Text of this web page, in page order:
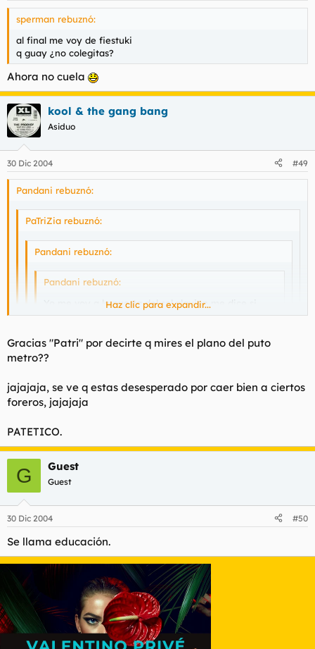
sperman rebuznó:
al final me voy de fiestuki
q guay ¿no colegitas?
Ahora no cuela
kool & the gang bang
Asiduo
30 Dic 2004 #49
Pandani rebuznó:
PaTriZia rebuznó:
Pandani rebuznó:
Pandani rebuznó:
Yo me voy a la puerta del sol,alguien me dice si
para cerca de atocha???
lo ke sea,gracias...Haz clic para expandir...
Si alguien puede contestarme se lo agradeceria. :)
Metro 1 sentido Plaza de Castilla.
el plano
Gracias Patri
Haz clic para expandir...
Gracias "Patri" por decirte q mires el plano del puto
metro??
jajajaja, se ve q estas desesperado por caer bien a ciertos
foreros, jajajaja
PATETICO.
G Guest
Guest
30 Dic 2004 #50
Se llama educación.